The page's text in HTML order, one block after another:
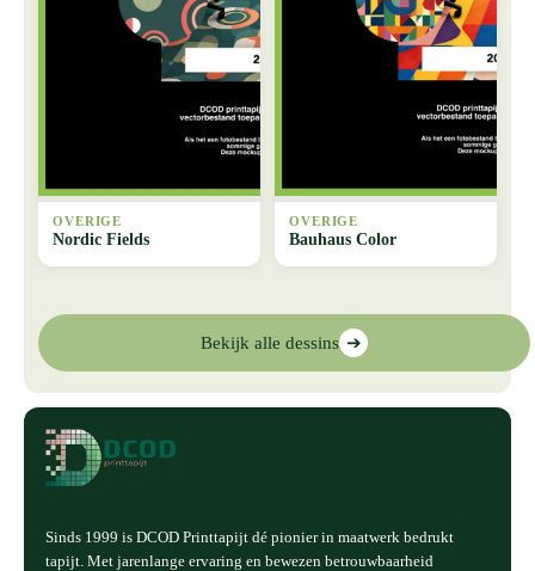
OVERIGE
Nordic Fields
OVERIGE
Bauhaus Color
Bekijk alle dessins ➔
Sinds 1999 is DCOD Printtapijt dé pionier in maatwerk bedrukt
tapijt. Met jarenlange ervaring en bewezen betrouwbaarheid